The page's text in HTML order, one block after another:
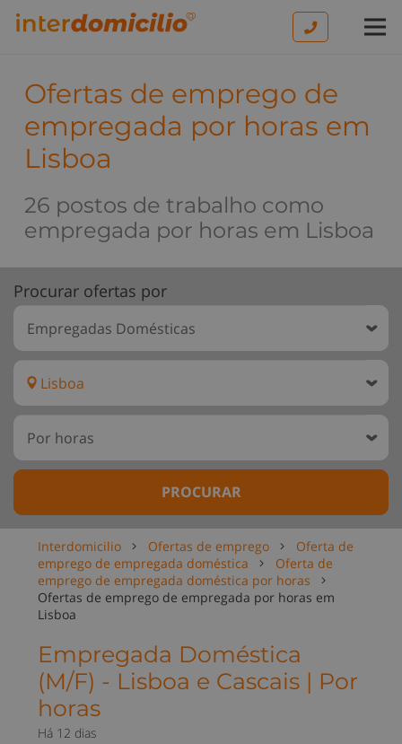
Ofertas de emprego de
empregada por horas em
Lisboa
26 postos de trabalho como
empregada por horas em Lisboa
Procurar ofertas por
PROCURAR
Interdomicilio Ofertas de emprego
Oferta de
emprego de empregada doméstica
Oferta de
emprego de empregada doméstica por horas
Ofertas de emprego de empregada por horas em
Lisboa
Empregada Doméstica
(M/F) - Lisboa e Cascais | Por
horas
Há 12 dias